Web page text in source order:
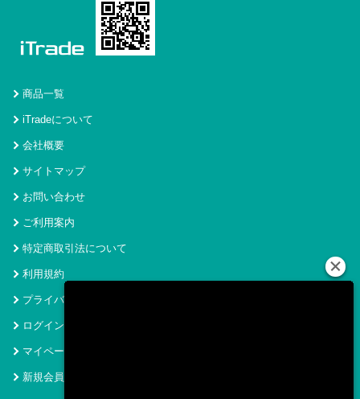
商品一覧
iTradeについて
会社概要
サイトマップ
お問い合わせ
ご利用案内
特定商取引法について
利用規約
プライバシーポリシー
ログイン
マイページ
新規会員登録